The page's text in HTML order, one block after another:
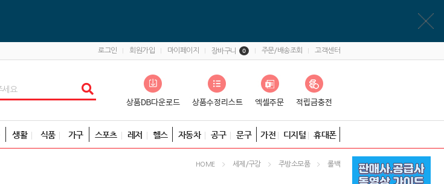
로그인 회원가입 마이페이지 장바구니 0 주문/배송조회 고객센터
생활 식품 가구 스포츠 레저 헬스 자동차 공구 문구 가전 디지털 휴대폰
HOME 세제/구강 주방소모품 롤백